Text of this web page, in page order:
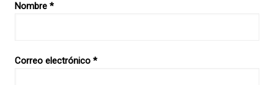
Nombre *
Correo electrónico *